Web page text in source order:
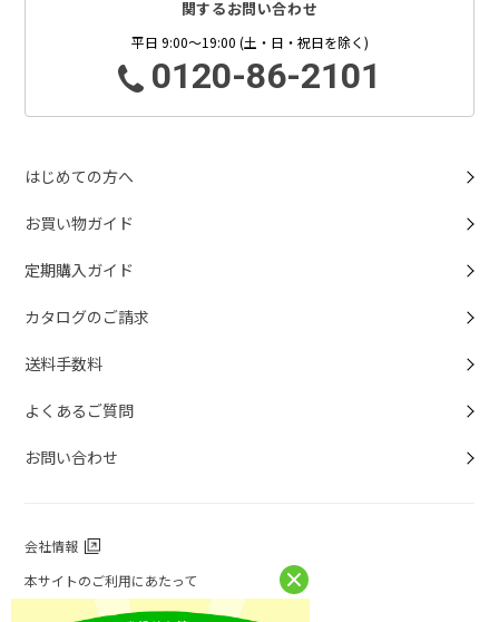
関するお問い合わせ
平日 9:00～19:00 (土・日・祝日を除く)
0120-86-2101
はじめての方へ
お買い物ガイド
定期購入ガイド
カタログのご請求
送料手数料
よくあるご質問
お問い合わせ
会社情報
本サイトのご利用にあたって
個人情報保護方針